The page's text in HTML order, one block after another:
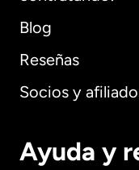
Blog
Reseñas
Socios y
Ayuda y